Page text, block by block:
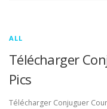
ALL
Télécharger
Pics
Télécharger Conjuguer